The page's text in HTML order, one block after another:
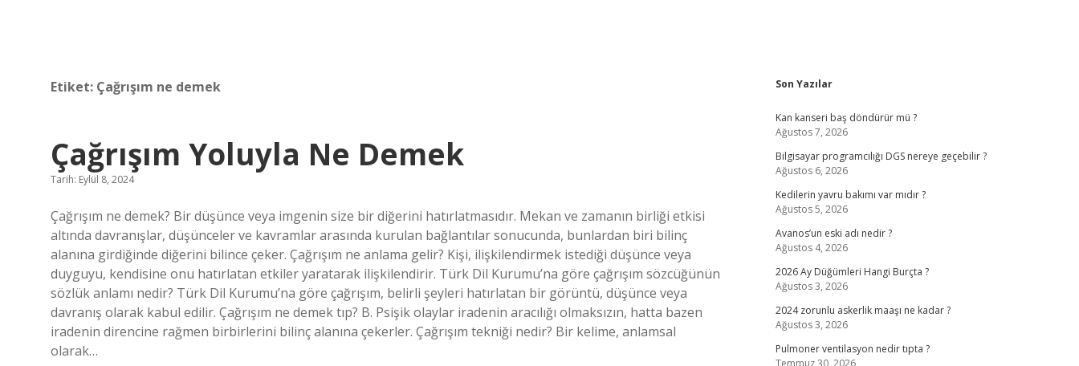
Etiket: Çağrışım ne demek
Çağrışım Yoluyla Ne Demek
Tarih: Eylül 8, 2024
Çağrışım ne demek? Bir düşünce veya imgenin size bir diğerini hatırlatmasıdır. Mekan ve zamanın birliği etkisi
altında davranışlar, düşünceler ve kavramlar arasında kurulan bağlantılar sonucunda, bunlardan biri bilinç
alanına girdiğinde diğerini bilince çeker. Çağrışım ne anlama gelir? Kişi, ilişkilendirmek istediği düşünce veya
duyguyu, kendisine onu hatırlatan etkiler yaratarak ilişkilendirir. Türk Dil Kurumu’na göre çağrışım sözcüğünün
sözlük anlamı nedir? Türk Dil Kurumu’na göre çağrışım, belirli şeyleri hatırlatan bir görüntü, düşünce veya
davranış olarak kabul edilir. Çağrışım ne demek tıp? B. Psişik olaylar iradenin aracılığı olmaksızın, hatta bazen
iradenin direncine rağmen birbirlerini bilinç alanına çekerler. Çağrışım tekniği nedir? Bir kelime, anlamsal
olarak…
Sidebar
Son Yazılar
Kan kanseri baş döndürür mü ?
Ağustos 7, 2026
Bilgisayar programcılığı DGS nereye geçebilir ?
Ağustos 6, 2026
Kedilerin yavru bakımı var mıdır ?
Ağustos 5, 2026
Avanos’un eski adı nedir ?
Ağustos 4, 2026
2026 Ay Düğümleri Hangi Burçta ?
Ağustos 3, 2026
2024 zorunlu askerlik maaşı ne kadar ?
Ağustos 3, 2026
Pulmoner ventilasyon nedir tıpta ?
Temmuz 30, 2026